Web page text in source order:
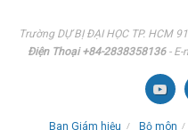
Trường DỰ BỊ ĐẠI HỌC TP. HCM
Điện Thoại +84-2838358136- E-
Ban Giám hiệu Bộ môn